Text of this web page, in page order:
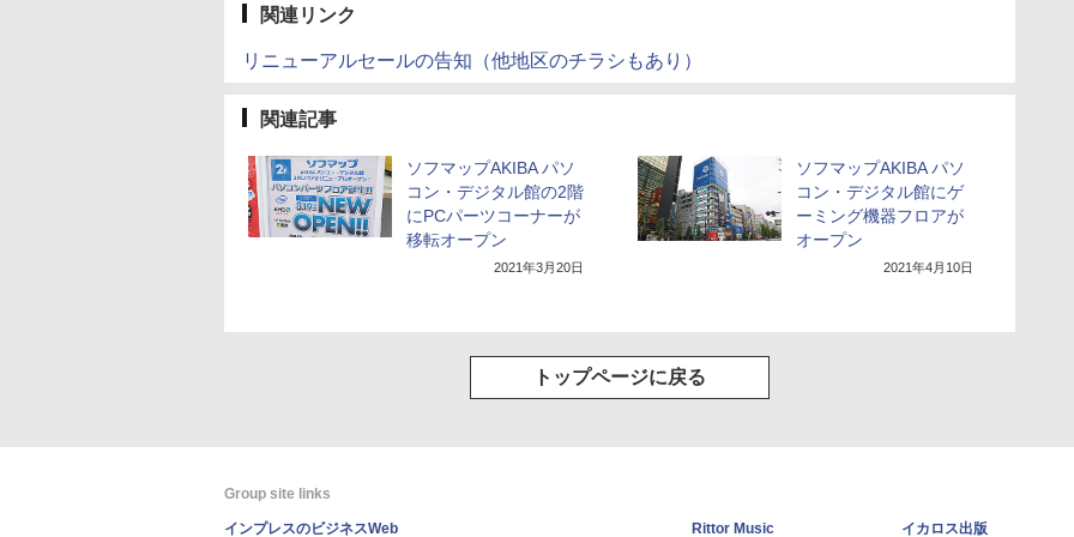
関連リンク
リニューアルセールの告知（他地区のチラシもあり）
関連記事
ソフマップAKIBA パソ
コン・デジタル館の2階
にPCパーツコーナーが
移転オープン
2021年3月20日
ソフマップAKIBA パソ
コン・デジタル館にゲ
ーミング機器フロアが
オープン
2021年4月10日
トップページに戻る
Group site links
インプレスのビジネスWeb Rittor Music イカロス出版